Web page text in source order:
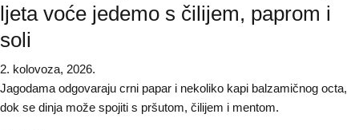
ljeta voće jedemo s čilijem, paprom i
soli
2. kolovoza, 2026.
Jagodama odgovaraju crni papar i nekoliko kapi balzamičnog octa,
dok se dinja može spojiti s pršutom, čilijem i mentom.